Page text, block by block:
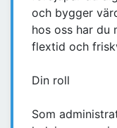
och bygger
hos oss har du
flextid och
Din roll
Som